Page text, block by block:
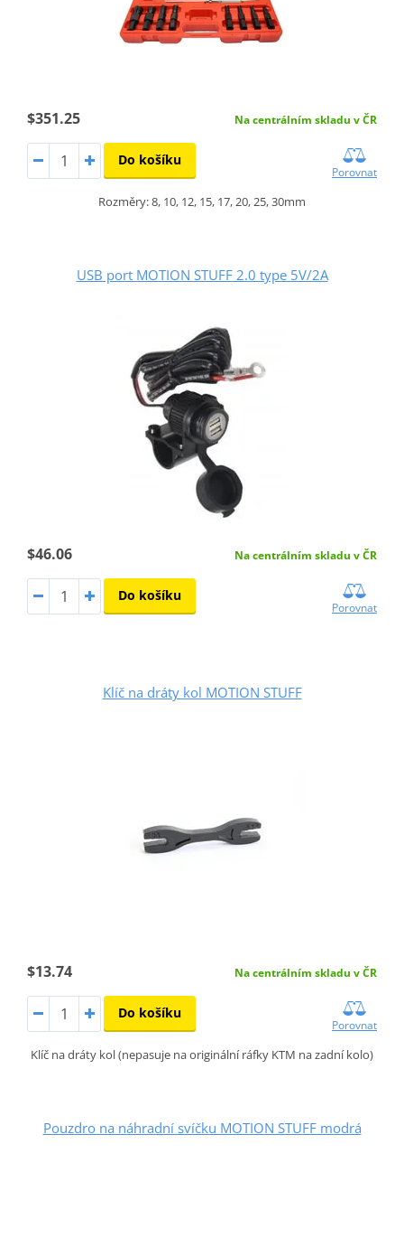
$351.25 Na centrálním skladu v ČR
Do košíku
Porovnat
Rozměry: 8, 10, 12, 15, 17, 20, 25, 30mm
USB port MOTION STUFF 2.0 type 5V/2A
$46.06 Na centrálním skladu v ČR
Do košíku
Porovnat
Klíč na dráty kol MOTION STUFF
$13.74 Na centrálním skladu v ČR
Do košíku
Porovnat
Klíč na dráty kol (nepasuje na originální ráfky KTM na zadní kolo)
Pouzdro na náhradní svíčku MOTION STUFF modrá